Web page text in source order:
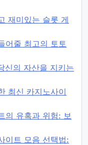
재미있는 슬롯 게
어줄 최고의 토토
신의 자산을 지키는
최신 카지노사이
의 유혹과 위험: 보
이트 모음 선택법: